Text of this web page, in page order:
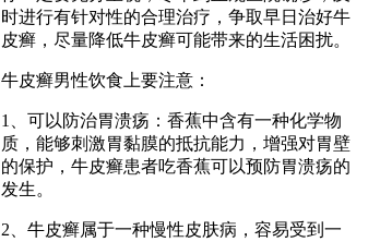
时进行有针对性的合理治疗，争取早日治好牛
皮癣，尽量降低牛皮癣可能带来的生活困扰。
牛皮癣男性饮食上要注意：
1、可以防治胃溃疡：香蕉中含有一种化学物
质，能够刺激胃黏膜的抵抗能力，增强对胃壁
的保护，牛皮癣患者吃香蕉可以预防胃溃疡的
发生。
2、牛皮癣属于一种慢性皮肤病，容易受到一